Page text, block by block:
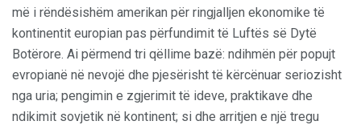
më i rëndësishëm amerikan për ringjalljen ekonomike të
kontinentit europian pas përfundimit të Luftës së Dytë
Botërore. Ai përmend tri qëllime bazë: ndihmën për popujt
evropianë në nevojë dhe pjesërisht të kërcënuar seriozisht
nga uria; pengimin e zgjerimit të ideve, praktikave dhe
ndikimit sovjetik në kontinent; si dhe arritjen e një tregu